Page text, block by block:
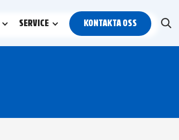
SERVICE KONTAKTA OSS